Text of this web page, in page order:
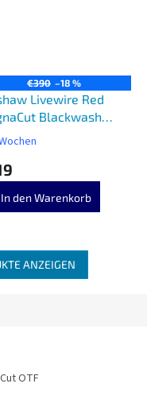
€390 –18 %
Livewire Red
Blackwash
In den Warenkorb
ANZEIGEN
OTF